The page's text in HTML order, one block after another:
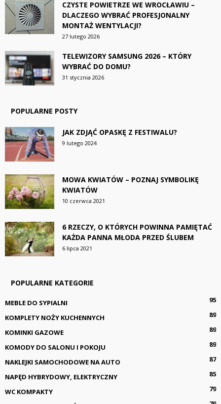
CZYSTE POWIETRZE WE WROCŁAWIU –
DLACZEGO WYBRAĆ PROFESJONALNY
MONTAŻ WENTYLACJI?
27 lutego 2026
TELEWIZORY SAMSUNG 2026 – KTÓRY
WYBRAĆ DO DOMU?
31 stycznia 2026
POPULARNE POSTY
JAK ZDJĄĆ OPASKĘ Z FESTIWALU?
9 lutego 2024
MOWA KWIATÓW – POZNAJ SYMBOLIKĘ
KWIATÓW
10 czerwca 2021
6 RZECZY, O KTÓRYCH POWINNA PAMIĘTAĆ
KAŻDA PANNA MŁODA PRZED ŚLUBEM
6 lipca 2021
POPULARNE KATEGORIE
MEBLE DO SYPIALNI
95
KOMPLETY NOŻY KUCHENNYCH
89
KOMINKI GAZOWE
89
KOMODY DO SALONU I POKOJU
89
NAKLEJKI SAMOCHODOWE NA AUTO
87
NAPĘD HYBRYDOWY, ELEKTRYCZNY
85
WC KOMPAKTY
79